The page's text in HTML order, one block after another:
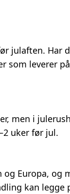
julaften. Har
som leverer
men i
uker før jul.
og Europa, og
kan legge